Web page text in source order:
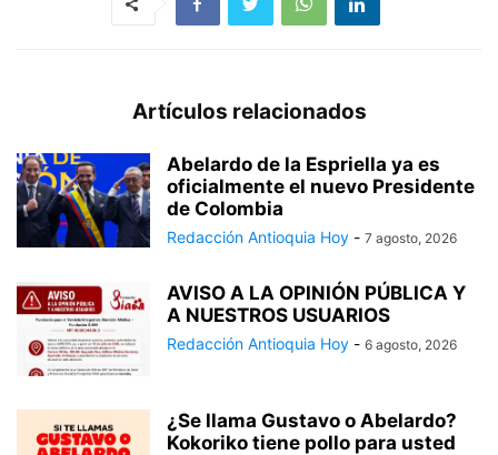
Artículos relacionados
Abelardo de la Espriella ya es
oficialmente el nuevo Presidente
de Colombia
Redacción Antioquia Hoy - 7 agosto, 2026
AVISO A LA OPINIÓN PÚBLICA Y
A NUESTROS USUARIOS
Redacción Antioquia Hoy - 6 agosto, 2026
¿Se llama Gustavo o Abelardo?
Kokoriko tiene pollo para usted